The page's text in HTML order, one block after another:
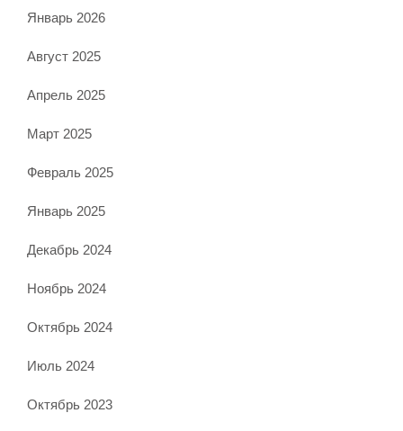
Январь 2026
Август 2025
Апрель 2025
Март 2025
Февраль 2025
Январь 2025
Декабрь 2024
Ноябрь 2024
Октябрь 2024
Июль 2024
Октябрь 2023